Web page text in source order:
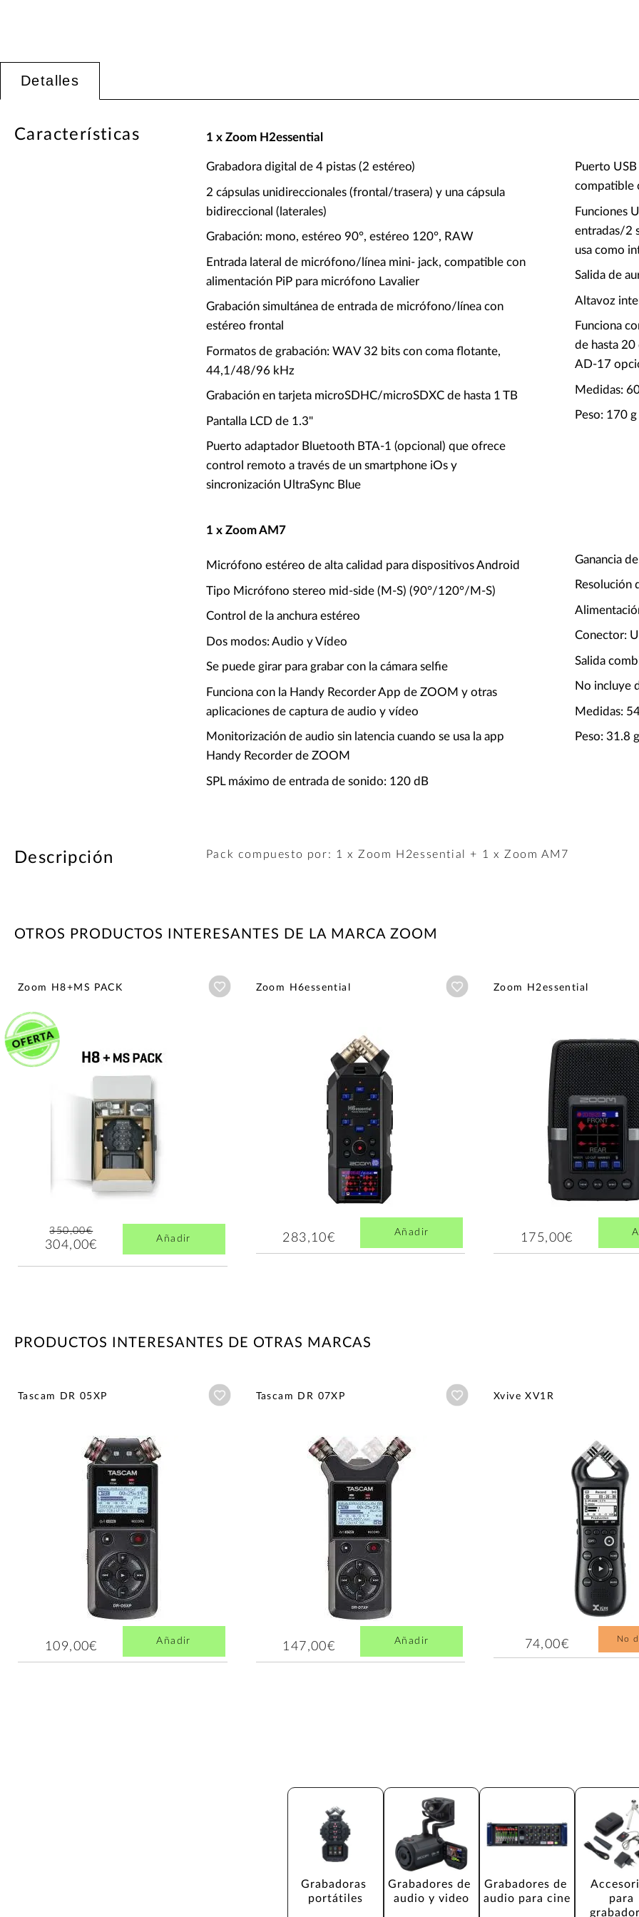
Detalles
Características 1 x Zoom H2essential
Grabadora digital de 4 pistas (2 estéreo)
2 cápsulas unidireccionales (frontal/trasera) y una cápsula
bidireccional (laterales)
Grabación: mono, estéreo 90°, estéreo 120°, RAW
Entrada lateral de micrófono/línea mini- jack, compatible con
alimentación PiP para micrófono Lavalier
Grabación simultánea de entrada de micrófono/línea con
estéreo frontal
Formatos de grabación: WAV 32 bits con coma flotante,
44,1/48/96 kHz
Grabación en tarjeta microSDHC/microSDXC de hasta 1 TB
Pantalla LCD de 1.3"
Puerto adaptador Bluetooth BTA-1 (opcional) que ofrece
control remoto a través de un smartphone iOs y
sincronización UltraSync Blue
Puerto
compatible
Funciones
entradas/2
usa como
Salida de
Altavoz
Funciona
de hasta
AD-17
Medidas:
Peso: 170 g
1 x Zoom AM7
Micrófono estéreo de alta calidad para dispositivos Android
Tipo Micrófono stereo mid-side (M-S) (90°/120°/M-S)
Control de la anchura estéreo
Dos modos: Audio y Vídeo
Se puede girar para grabar con la cámara selfie
Funciona con la Handy Recorder App de ZOOM y otras
aplicaciones de captura de audio y vídeo
Monitorización de audio sin latencia cuando se usa la app
Handy Recorder de ZOOM
SPL máximo de entrada de sonido: 120 dB
Ganancia
Conector:
Salida
No incluye
Medidas:
Peso: 31.8 g
Descripción Pack compuesto por: 1 x Zoom H2essential + 1 x Zoom AM7
OTROS PRODUCTOS INTERESANTES DE LA MARCA ZOOM
Zoom H8+MS PACK Añadir a wishlist
350,00€
304,00€ Añadir
Zoom H6essential Añadir a wishlist
283,10€ Añadir
Zoom H2essential
175,00€
PRODUCTOS INTERESANTES DE OTRAS MARCAS
Tascam DR 05XP Añadir a wishlist
109,00€ Añadir
Tascam DR 07XP Añadir a wishlist
147,00€ Añadir
Xvive XV1R
74,00€ No
Grabadoras
portátiles
Grabadores de
audio y video
Grabadores de
audio para cine
para